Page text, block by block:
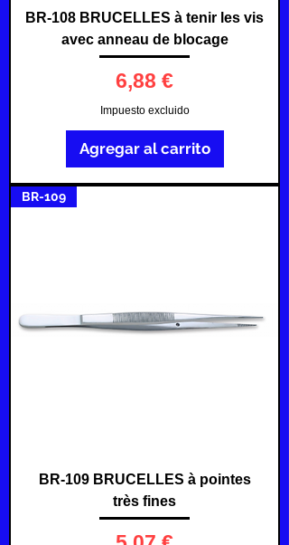
BR-108 BRUCELLES à tenir les vis
avec anneau de blocage
Precio
6,88 €
Impuesto excluido
Agregar al carrito
BR-109
BR-109 BRUCELLES à pointes
très fines